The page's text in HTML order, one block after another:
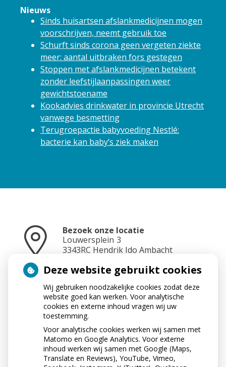
Nieuws
Sinds huisartsen afslankmedicijnen mogen
voorschrijven, neemt gebruik toe
Schurft sinds corona geen vergeten ziekte
meer: aantal uitbraken fors gestegen
Stoppen met afslankmedicijnen betekent
zonder leefstijlaanpassingen weer
gewichtstoename
Kookadvies drinkwater in provincie Utrecht
vanwege besmetting
Terugroepactie babyvoeding Nestlé:
bacterie kan baby’s ziek maken
Bezoek onze locatie
Louwersplein 3
3343RC Hendrik Ido Ambacht
Neem contact op
078-6817584
Stuur ons een e-mail
info@apotheek-crezee.nl
Deze website gebruikt cookies
Wij gebruiken noodzakelijke cookies zodat deze
website goed kan werken. Voor analytische
cookies en externe inhoud vragen wij uw
toestemming.
Voor analytische cookies werken wij samen met
Matomo en Google Analytics. Voor externe
inhoud werken wij samen met Google (Maps,
Translate en Reviews), YouTube, Vimeo,